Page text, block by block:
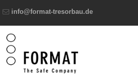
info@format-tresorbau.de